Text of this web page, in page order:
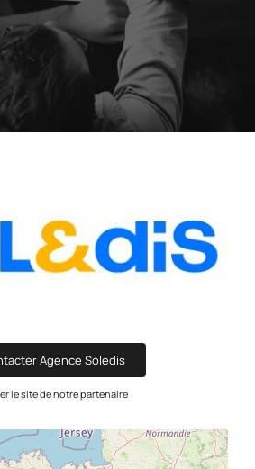
Agence Soledis
le site de notre partenaire